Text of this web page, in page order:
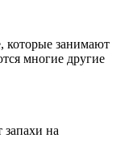
которые занимают
многие другие
на